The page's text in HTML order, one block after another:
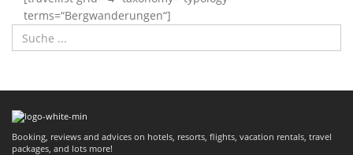
terms=“Bergwanderungen“]
Booking, reviews and advices on hotels, resorts, flights, vacation rentals, travel
packages, and lots more!